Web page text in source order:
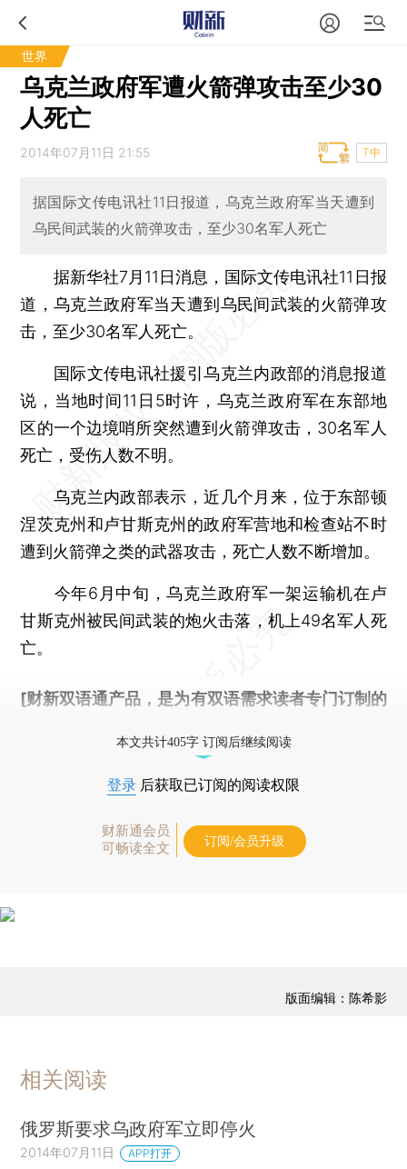
世界
乌克兰政府军遭火箭弹攻击至少30
人死亡
2014年07月11日 21:55 T中
据国际文传电讯社11日报道，乌克兰政府军当天遭到
乌民间武装的火箭弹攻击，至少30名军人死亡
据新华社7月11日消息，国际文传电讯社11日报
道，乌克兰政府军当天遭到乌民间武装的火箭弹攻
击，至少30名军人死亡。
国际文传电讯社援引乌克兰内政部的消息报道
说，当地时间11日5时许，乌克兰政府军在东部地
区的一个边境哨所突然遭到火箭弹攻击，30名军人
死亡，受伤人数不明。
乌克兰内政部表示，近几个月来，位于东部顿
涅茨克州和卢甘斯克州的政府军营地和检查站不时
遭到火箭弹之类的武器攻击，死亡人数不断增加。
今年6月中旬，乌克兰政府军一架运输机在卢
甘斯克州被民间武装的炮火击落，机上49名军人死
亡。
[财新双语通产品，是为有双语需求读者专门订制的
本文共计405字 订阅后继续阅读
登录 后获取已订阅的阅读权限
财新通会员
可畅读全文
订阅/会员升级
版面编辑：陈希影
相关阅读
俄罗斯要求乌政府军立即停火
2014年07月11日 APP打开